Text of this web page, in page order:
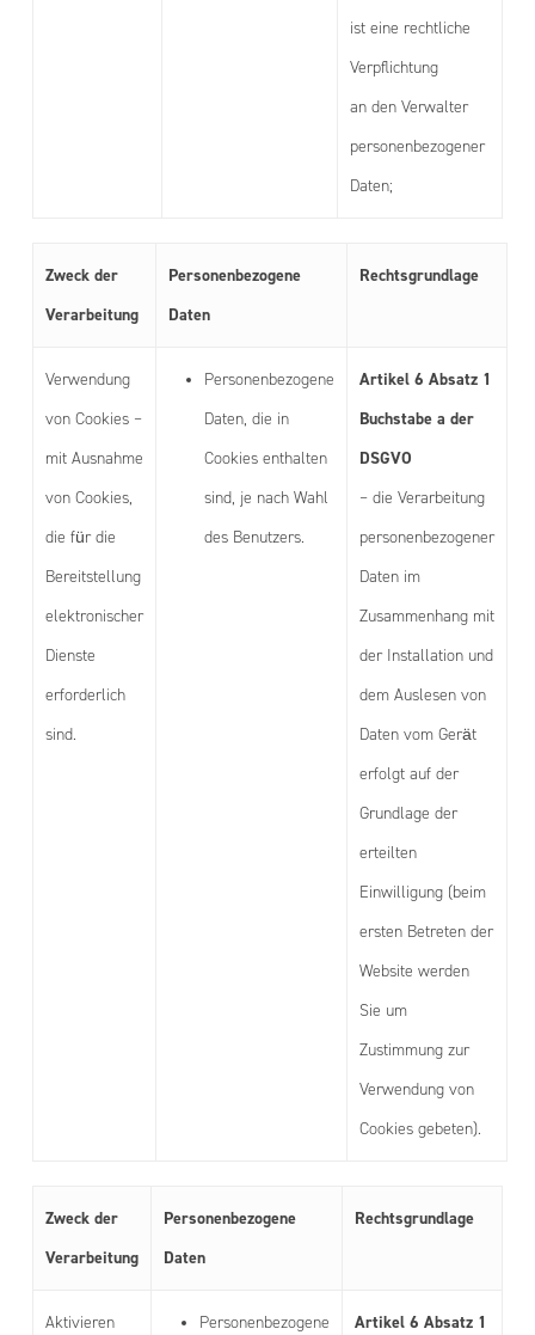
ist eine rechtliche
Verpflichtung
an den Verwalter
personenbezogener
Daten;
Zweck der
Verarbeitung
Personenbezogene
Daten
Rechtsgrundlage
Verwendung
von Cookies –
mit Ausnahme
von Cookies,
die für die
Bereitstellung
elektronischer
Dienste
erforderlich
sind.
Personenbezogene
Daten, die in
Cookies enthalten
sind, je nach Wahl
des Benutzers.
Artikel 6 Absatz 1
Buchstabe a der
DSGVO
– die Verarbeitung
personenbezogener
Daten im
Zusammenhang mit
der Installation und
dem Auslesen von
Daten vom Gerät
erfolgt auf der
Grundlage der
erteilten
Einwilligung (beim
ersten Betreten der
Website werden
Sie um
Zustimmung zur
Verwendung von
Cookies gebeten).
Zweck der
Verarbeitung
Personenbezogene
Daten
Rechtsgrundlage
Aktivieren
Personenbezogene
Artikel 6 Absatz 1